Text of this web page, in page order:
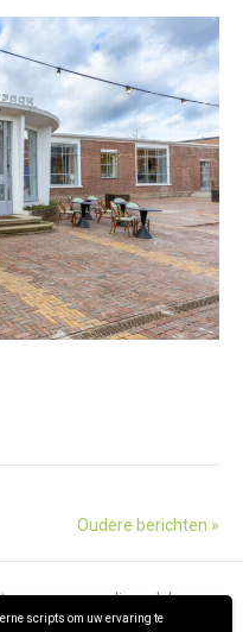
scripts om uw ervaring te
Oudere berichten »
en gerealiseerd door